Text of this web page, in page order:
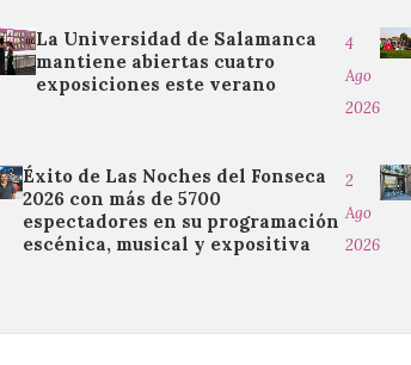
La Universidad de Salamanca
mantiene abiertas cuatro
exposiciones este verano
4
Ago
2026
Éxito de Las Noches del Fonseca
2026 con más de 5700
espectadores en su programación
escénica, musical y expositiva
2
Ago
2026